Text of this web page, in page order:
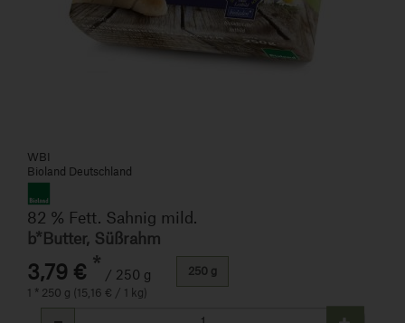
WBI
Bioland Deutschland
82 % Fett. Sahnig mild.
b*Butter, Süßrahm
3,79 € * / 250 g
1 * 250 g (15,16 € / 1 kg)
250 g
Anzahl